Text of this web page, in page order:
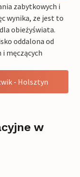
zabytkowych i
wynika, ze jest to
obieżyświata.
oddalona od
i męczących
- Holsztyn
w